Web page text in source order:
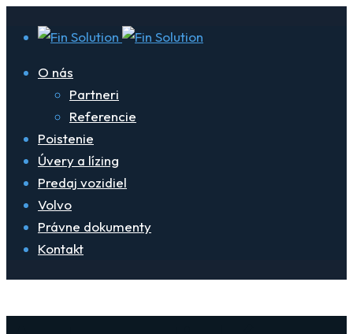
O nás
Partneri
Referencie
Poistenie
Úvery a lízing
Predaj vozidiel
Volvo
Právne dokumenty
Kontakt